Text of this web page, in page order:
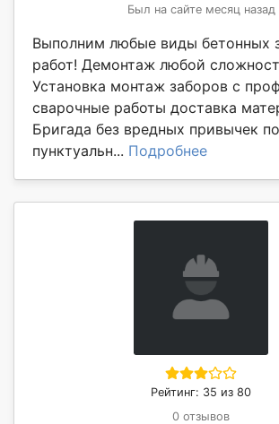
Был на сайте месяц назад
Выполним любые виды бетонных
работ! Демонтаж любой
Установка монтаж заборов с
сварочные работы доставка
Бригада без вредных привычек
пунктуальн... Подробнее
Рейтинг: 35 из 80
0 отзывов